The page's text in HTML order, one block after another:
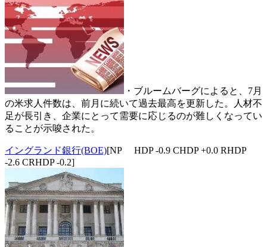
・ブルームバーグによると、7月
の米求人件数は、前月に続いて過去最高を更新した。人材不
足が長引き、企業にとって需要に応じるのが難しくなってい
ることが示唆された。
イングランド銀行(BOE)[NP HDP -0.9 CHDP +0.0 RHDP
-2.6 CRHDP -0.2]